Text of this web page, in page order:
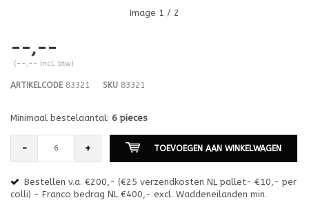
Image 1 / 2
--,--
(--,-- Incl. btw)
ARTIKELCODE83321 SKU 83321
Minimaal bestelaantal: 6 pieces
- + TOEVOEGEN AAN WINKELWAGEN
Bestellen v.a. €200,- (€25 verzendkosten NL pallet- €10,- per
colli) - Franco bedrag NL €400,- excl. Waddeneilanden min.